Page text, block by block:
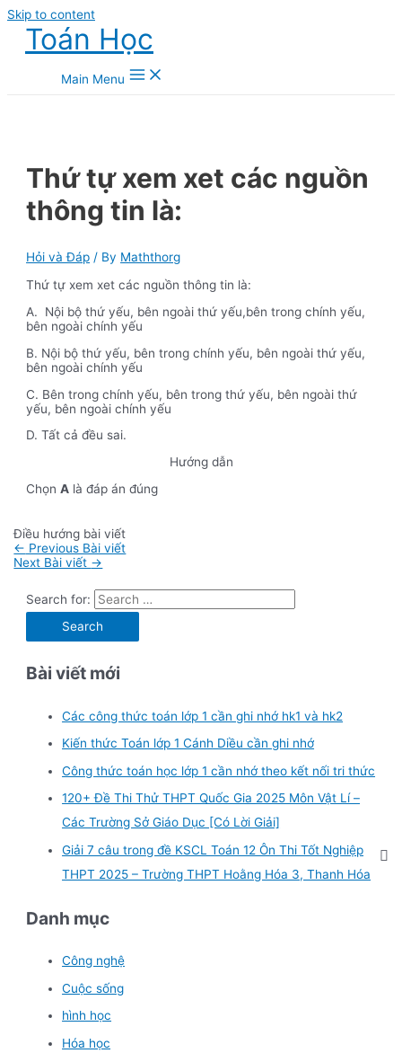
Skip to content
Toán Học
Main Menu
Thứ tự xem xet các nguồn
thông tin là:
Hỏi và Đáp / By Maththorg
Thứ tự xem xet các nguồn thông tin là:
A. Nội bộ thứ yếu, bên ngoài thứ yếu,bên trong chính yếu,
bên ngoài chính yếu
B. Nội bộ thứ yếu, bên trong chính yếu, bên ngoài thứ yếu,
bên ngoài chính yếu
C. Bên trong chính yếu, bên trong thứ yếu, bên ngoài thứ
yếu, bên ngoài chính yếu
D. Tất cả đều sai.
Hướng dẫn
ChọnA là đáp án đúng
Điều hướng bài viết
← Previous Bài viết
Next Bài viết →
Search for:
Bài viết mới
Các công thức toán lớp 1 cần ghi nhớ hk1 và hk2
Kiến thức Toán lớp 1 Cánh Diều cần ghi nhớ
Công thức toán học lớp 1 cần nhớ theo kết nối tri thức
120+ Đề Thi Thử THPT Quốc Gia 2025 Môn Vật Lí –
Các Trường Sở Giáo Dục [Có Lời Giải]
Giải 7 câu trong đề KSCL Toán 12 Ôn Thi Tốt Nghiệp
THPT 2025 – Trường THPT Hoằng Hóa 3, Thanh Hóa
Danh mục
Công nghệ
Cuộc sống
hình học
Hóa học